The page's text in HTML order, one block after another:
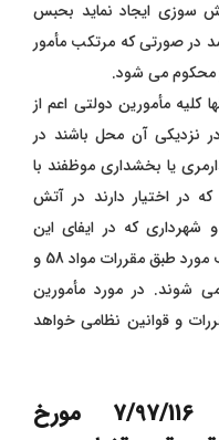
‌سوزی ایجاد نماید بحبس
در صورتی که مرتکب مأمور
محکوم می‌ شود.
مأمورین دولتی اعم از
نزدیکی آن محل باشند در
یا بخشداری موظفند با
در اختیار دارند در آتش
شهرداری که در ایفای این
وظیفه مسامحه و قصور نمایند بر حسب مورد طبق مقررات مواد 58 و
می ‌شوند. در مورد مأمورین
و قوانین نظامی خواهد
نظریه مشورتی شماره 7/97/116 مورخ